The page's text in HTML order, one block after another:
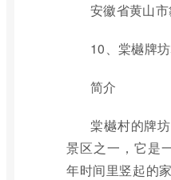
安徽省黄山
10、棠樾牌
简介
棠樾村的牌
景区之一，它是
年时间里竖起的